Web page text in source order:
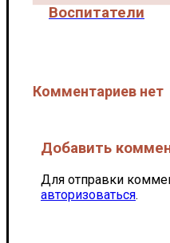
Воспитатели
Комментариев нет
Добавить
Для отправки
авторизоваться.